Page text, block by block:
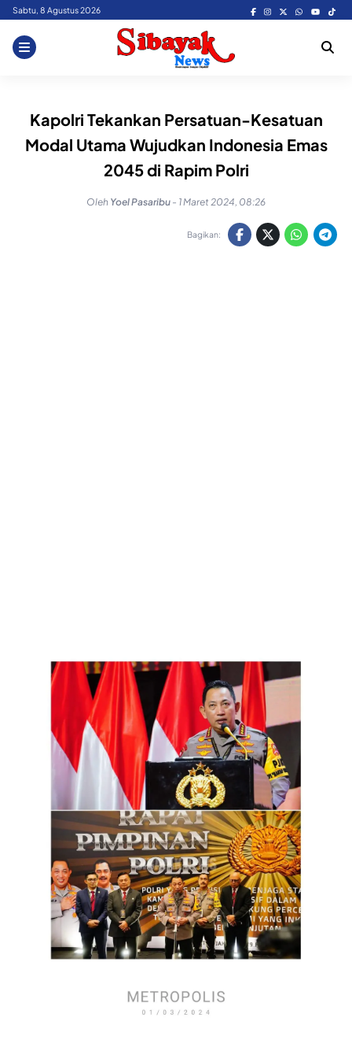
Skip
content
Sabtu, 8 Agustus 2026
Kapolri Tekankan Persatuan-Kesatuan
Modal Utama Wujudkan Indonesia Emas
2045 di Rapim Polri
Oleh Yoel Pasaribu - 1 Maret 2024, 08:26
Bagikan: